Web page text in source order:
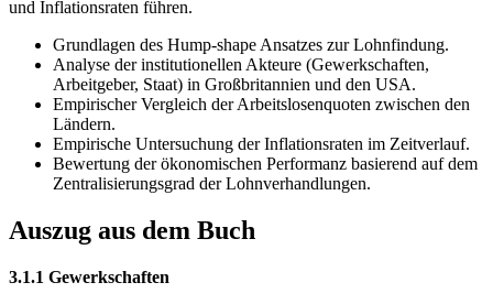
und Inflationsraten führen.
Grundlagen des Hump-shape Ansatzes zur Lohnfindung.
Analyse der institutionellen Akteure (Gewerkschaften,
Arbeitgeber, Staat) in Großbritannien und den USA.
Empirischer Vergleich der Arbeitslosenquoten zwischen den
Ländern.
Empirische Untersuchung der Inflationsraten im Zeitverlauf.
Bewertung der ökonomischen Performanz basierend auf dem
Zentralisierungsgrad der Lohnverhandlungen.
Auszug aus dem Buch
3.1.1 Gewerkschaften